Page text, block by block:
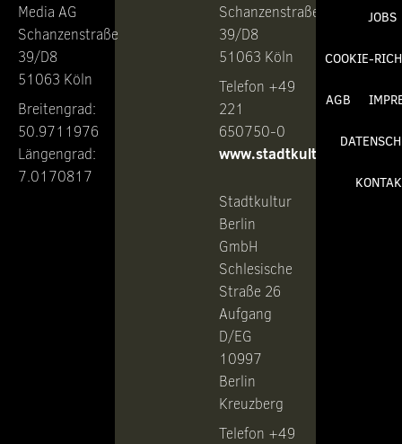
Media AG
Schanzenstraße
39/D8
51063 Köln
Breitengrad:
50.9711976
Längengrad:
7.0170817
Schanzenstraße
39/D8
51063 Köln
Telefon +49
221
650750-0
www.stadtkultur.de
Stadtkultur
Berlin
GmbH
Schlesische
Straße 26
Aufgang
D/EG
10997
Berlin
Kreuzberg
Telefon +49
JOBS
COOKIE-
AGB